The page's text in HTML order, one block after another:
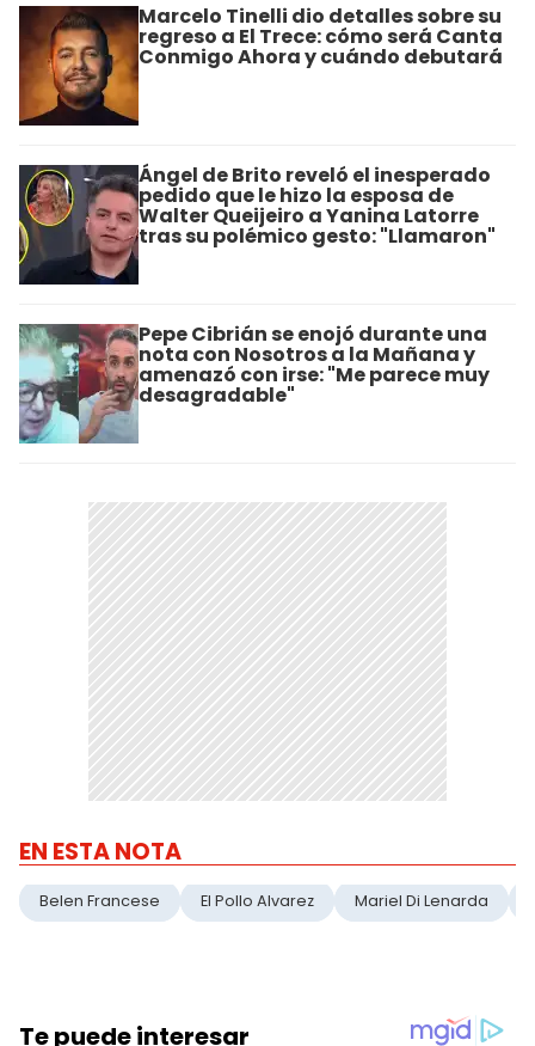
Marcelo Tinelli dio detalles sobre su
regreso a El Trece: cómo será Canta
Conmigo Ahora y cuándo debutará
Ángel de Brito reveló el inesperado
pedido que le hizo la esposa de
Walter Queijeiro a Yanina Latorre
tras su polémico gesto: "Llamaron"
Pepe Cibrián se enojó durante una
nota con Nosotros a la Mañana y
amenazó con irse: "Me parece muy
desagradable"
EN ESTA NOTA
Belen Francese El Pollo Alvarez Mariel Di Lenarda